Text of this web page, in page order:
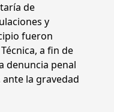
de
y
fueron
a fin de
denuncia penal
la gravedad